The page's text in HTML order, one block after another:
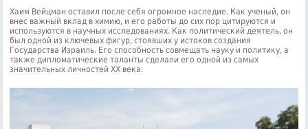
Хаим Вейцман оставил после себя огромное наследие. Как ученый, он
внес важный вклад в химию, и его работы до сих пор цитируются и
используются в научных исследованиях. Как политический деятель, он
был одной из ключевых фигур, стоявших у истоков создания
Государства Израиль. Его способность совмещать науку и политику, а
также дипломатические таланты сделали его одной из самых
значительных личностей XX века.